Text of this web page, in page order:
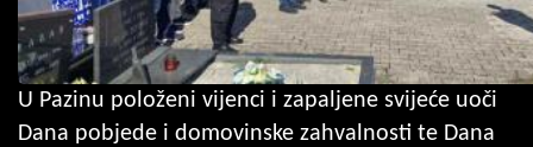
U Pazinu položeni vijenci i zapaljene svijeće uoči
Dana pobjede i domovinske zahvalnosti te Dana